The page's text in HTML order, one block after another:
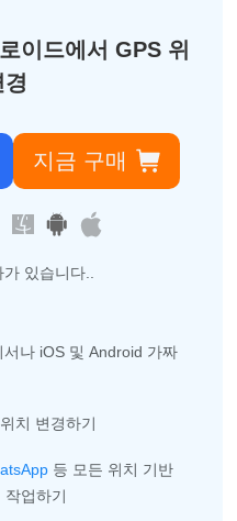
이드에서 GPS 위
지금 구매
있습니다..
나 iOS 및 Android 가짜
치 변경하기
등 모든 위치 기반
작업하기